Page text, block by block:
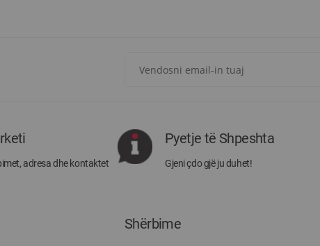
rreth
Megatek:
adresa dhe kontaktet
Pyetje të Shpeshta
Gjeni çdo gjë ju duhet!
Shërbime